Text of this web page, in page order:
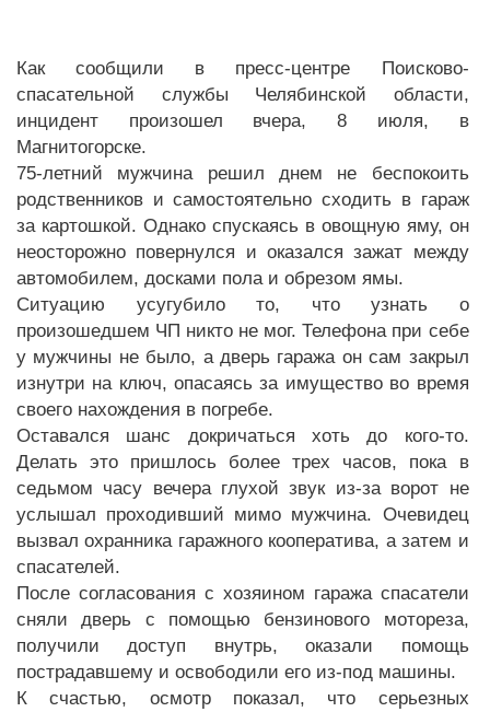
Как сообщили в пресс-центре Поисково-
спасательной службы Челябинской области,
инцидент произошел вчера, 8 июля, в
Магнитогорске.
75-летний мужчина решил днем не беспокоить
родственников и самостоятельно сходить в гараж
за картошкой. Однако спускаясь в овощную яму, он
неосторожно повернулся и оказался зажат между
автомобилем, досками пола и обрезом ямы.
Ситуацию усугубило то, что узнать о
произошедшем ЧП никто не мог. Телефона при себе
у мужчины не было, а дверь гаража он сам закрыл
изнутри на ключ, опасаясь за имущество во время
своего нахождения в погребе.
Оставался шанс докричаться хоть до кого-то.
Делать это пришлось более трех часов, пока в
седьмом часу вечера глухой звук из-за ворот не
услышал проходивший мимо мужчина. Очевидец
вызвал охранника гаражного кооператива, а затем и
спасателей.
После согласования с хозяином гаража спасатели
сняли дверь с помощью бензинового мотореза,
получили доступ внутрь, оказали помощь
пострадавшему и освободили его из-под машины.
К счастью, осмотр показал, что серьезных